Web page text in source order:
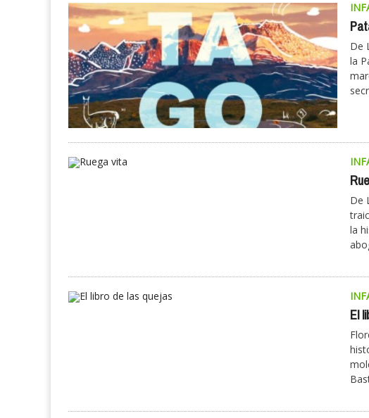
De
la
De
la
El